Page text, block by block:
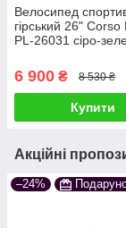
Велосипед
гірський 26"
PL-26031 сіро-
ПОДРЯПИНИ НА
6 900 ₴ 8 530 ₴
Купити
Акційні
–24%